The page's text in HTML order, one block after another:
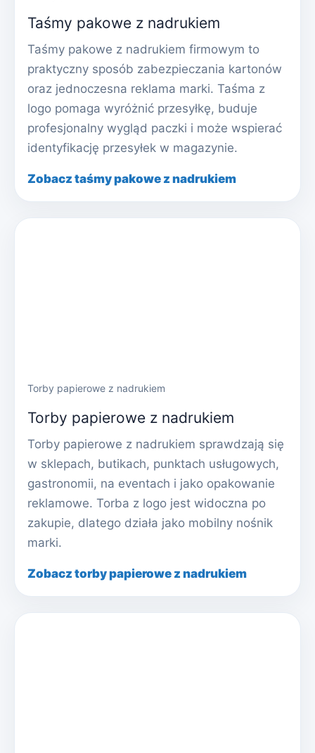
Taśmy pakowe z nadrukiem
Taśmy pakowe z nadrukiem firmowym to
praktyczny sposób zabezpieczania kartonów
oraz jednoczesna reklama marki. Taśma z
logo pomaga wyróżnić przesyłkę, buduje
profesjonalny wygląd paczki i może wspierać
identyfikację przesyłek w magazynie.
Zobacz taśmy pakowe z nadrukiem
Torby papierowe z nadrukiem
Torby papierowe z nadrukiem
Torby papierowe z nadrukiem sprawdzają się
w sklepach, butikach, punktach usługowych,
gastronomii, na eventach i jako opakowanie
reklamowe. Torba z logo jest widoczna po
zakupie, dlatego działa jako mobilny nośnik
marki.
Zobacz torby papierowe z nadrukiem